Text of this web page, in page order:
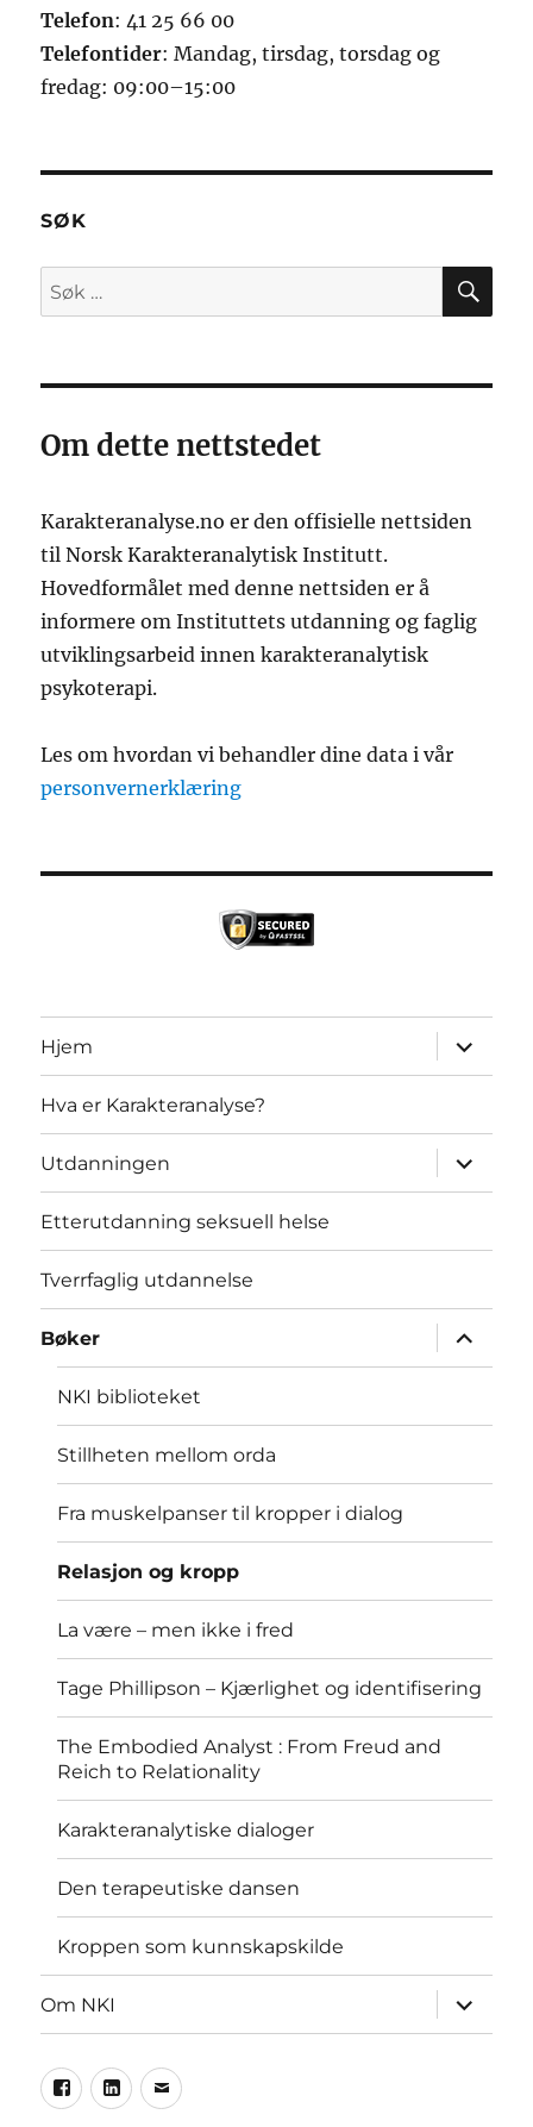
Telefon: 41 25 66 00
Telefontider: Mandag, tirsdag, torsdag og
fredag: 09:00–15:00
SØK
Søk
etter:
Om dette nettstedet
Karakteranalyse.no er den offisielle nettsiden
til Norsk Karakteranalytisk Institutt.
Hovedformålet med denne nettsiden er å
informere om Instituttets utdanning og faglig
utviklingsarbeid innen karakteranalytisk
psykoterapi.
Les om hvordan vi behandler dine data i vår
personvernerklæring
Hjem
Utvid
Hva er Karakteranalyse?
Utdanningen
Utvid
Etterutdanning seksuell helse
Tverrfaglig utdannelse
Bøker
Utvid
NKI biblioteket
Stillheten mellom orda
Fra muskelpanser til kropper i dialog
Relasjon og kropp
La være – men ikke i fred
Tage Phillipson – Kjærlighet og identifisering
The Embodied Analyst : From Freud and
Reich to Relationality
Karakteranalytiske dialoger
Den terapeutiske dansen
Kroppen som kunnskapskilde
Om NKI
Utvid
FacebookLinkedIn
Epost